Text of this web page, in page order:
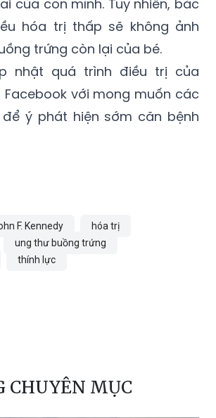
trứng còn lại của bé.
nhật quá trình điều trị của
với mong muốn các
ý phát hiện sớm căn bệnh
thính lực